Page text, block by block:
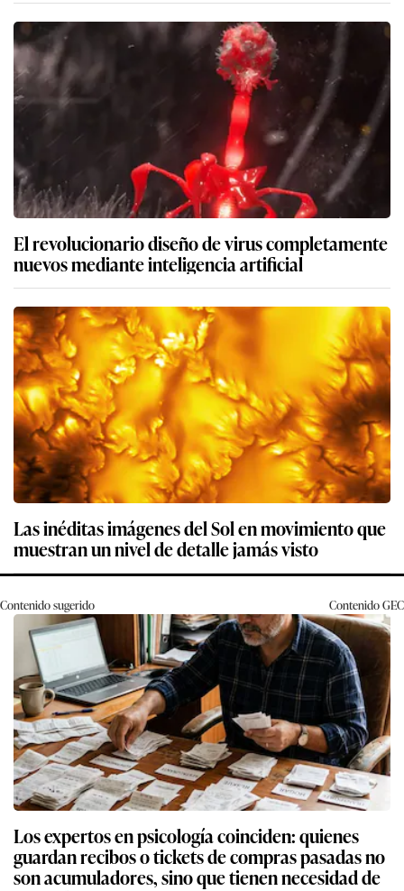
El revolucionario diseño de virus completamente
nuevos mediante inteligencia artificial
Las inéditas imágenes del Sol en movimiento que
muestran un nivel de detalle jamás visto
Contenido sugerido ContenidoGEC
Los expertos en psicología coinciden: quienes
guardan recibos o tickets de compras pasadas no
son acumuladores, sino que tienen necesidad de